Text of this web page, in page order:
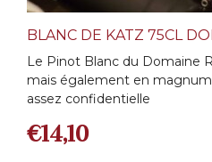
BLANC DE KATZ 75CL
Le Pinot Blanc du Domaine
mais également en
assez confidentielle
€14,10